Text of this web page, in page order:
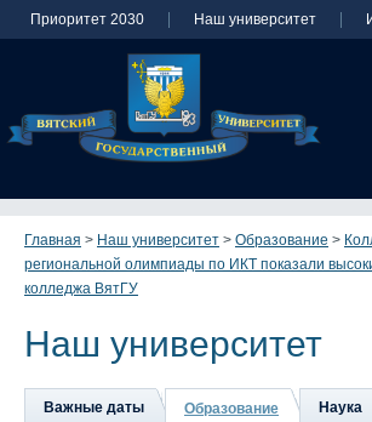
Приоритет 2030 Наш университет
Главная > Наш университет > Образование >
региональной олимпиады по ИКТ показали
колледжа ВятГУ
Наш университет
Важные даты Образование Наука